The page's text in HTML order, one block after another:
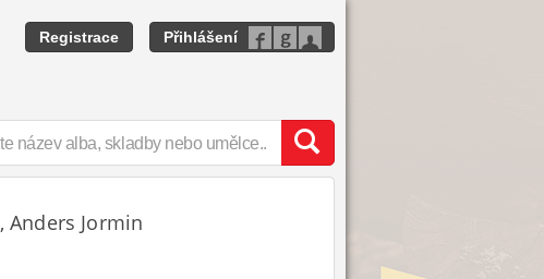
Registrace Přihlášení
,Anders Jormin